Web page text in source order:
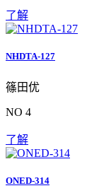
了解
NHDTA-127
篠田优
NO 4
了解
ONED-314